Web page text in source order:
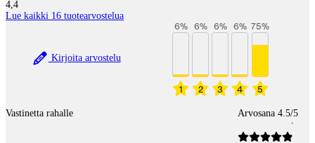
4,4
Lue kaikki 16 tuotearvostelua
Kirjoita arvostelu
1
6%
2
6%
3
6%
4
6%
5
75%
Vastinetta rahalle Arvosana 4.5/5